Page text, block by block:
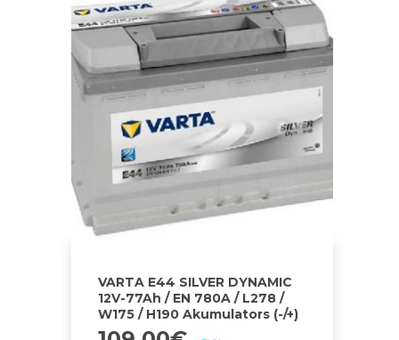
VARTA E44 SILVER DYNAMIC
12V-77Ah / EN 780A / L278 /
W175 / H190 Akumulators (-/+)